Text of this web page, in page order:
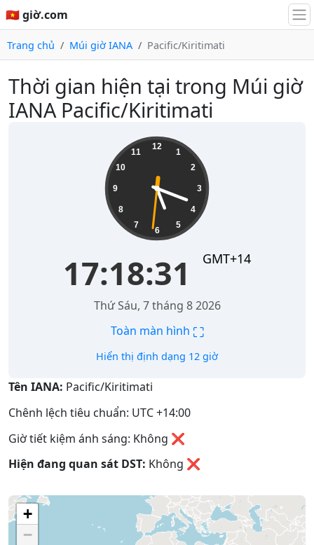
🇻🇳 giờ.com
Trang chủ Múi giờ IANA Pacific/Kiritimati
Thời gian hiện tại trong Múi giờ
IANA Pacific/Kiritimati
12
1
2
3
4
5
6
7
8
9
10
11
17:18:31 GMT+14
Thứ Sáu, 7 tháng 8 2026
Toàn màn hình ⛶
Hiển thị định dạng 12 giờ
Tên IANA: Pacific/Kiritimati
Chênh lệch tiêu chuẩn: UTC +14:00
Giờ tiết kiệm ánh sáng: Không ❌
Hiện đang quan sát DST: Không ❌
+
−